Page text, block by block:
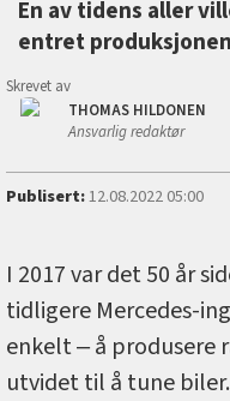
En av tidens aller
entret
Skrevet av
THOMAS HILDONEN
Ansvarlig redaktør
Publisert:12.08.2022 05:00
I 2017 var det 50 år
tidligere Mercedes-
enkelt ‒ å produsere
utvidet til å tune biler.